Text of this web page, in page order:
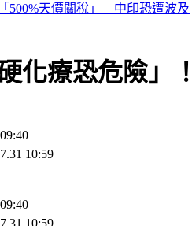
將成真火舞秀 加碼重現
化療恐危險
10:59
10:59